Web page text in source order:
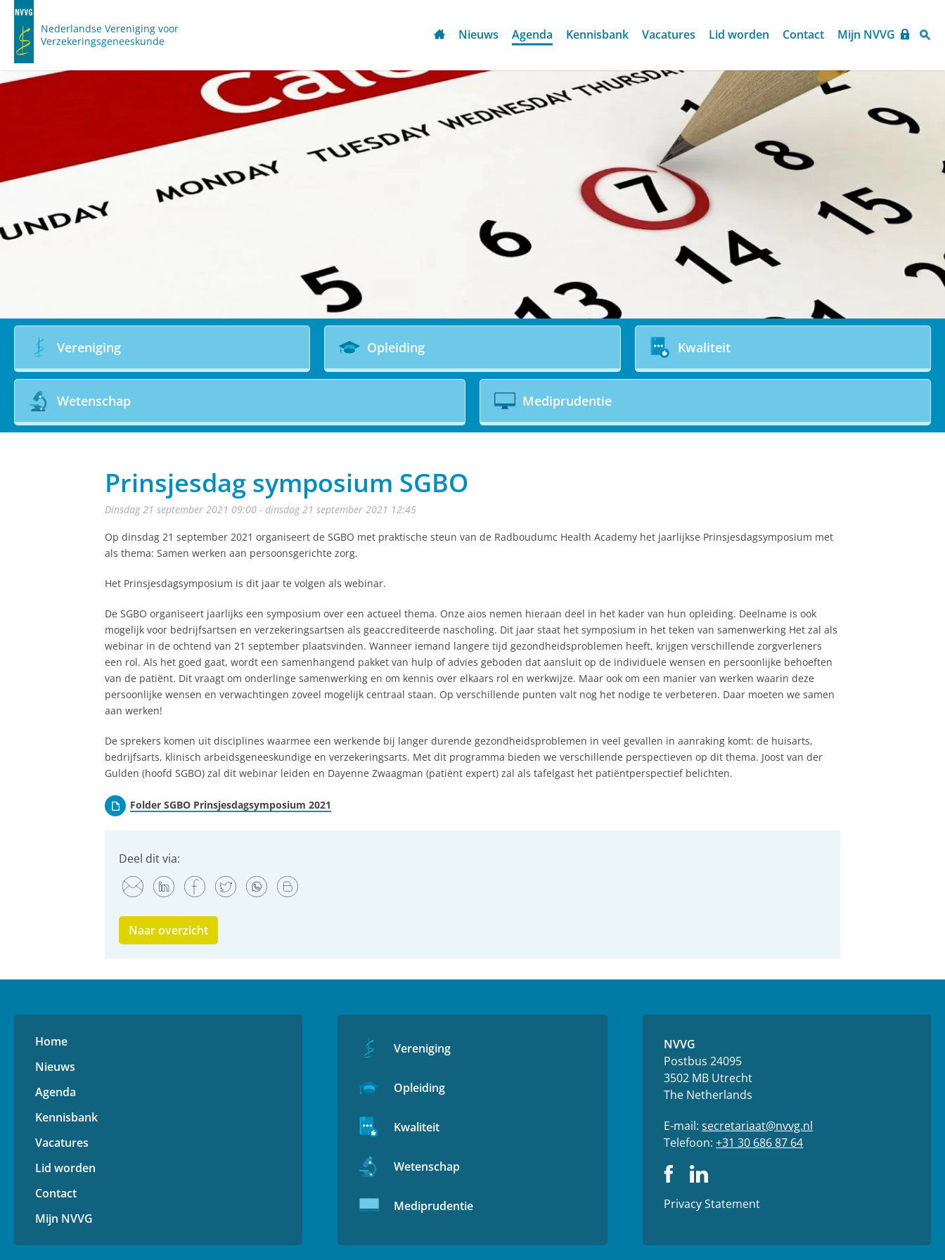
Nederlandse Vereniging voor
Verzekeringsgeneeskunde
Nieuws Agenda Kennisbank Vacatures Lid worden Contact Mijn NVVG
Vereniging Opleiding Kwaliteit
Wetenschap Mediprudentie
Prinsjesdag symposium SGBO
dinsdag 21 september 2021 09:00 - dinsdag 21 september 2021 12:45
Op dinsdag 21 september 2021 organiseert de SGBO met praktische steun van de Radboudumc Health Academy het jaarlijkse Prinsjesdagsymposium met
als thema: Samen werken aan persoonsgerichte zorg.
Het Prinsjesdagsymposium is dit jaar te volgen als webinar.
De SGBO organiseert jaarlijks een symposium over een actueel thema. Onze aios nemen hieraan deel in het kader van hun opleiding. Deelname is ook
mogelijk voor bedrijfsartsen en verzekeringsartsen als geaccrediteerde nascholing. Dit jaar staat het symposium in het teken van samenwerking Het zal als
webinar in de ochtend van 21 september plaatsvinden. Wanneer iemand langere tijd gezondheidsproblemen heeft, krijgen verschillende zorgverleners
een rol. Als het goed gaat, wordt een samenhangend pakket van hulp of advies geboden dat aansluit op de individuele wensen en persoonlijke behoeften
van de patiënt. Dit vraagt om onderlinge samenwerking en om kennis over elkaars rol en werkwijze. Maar ook om een manier van werken waarin deze
persoonlijke wensen en verwachtingen zoveel mogelijk centraal staan. Op verschillende punten valt nog het nodige te verbeteren. Daar moeten we samen
aan werken!
De sprekers komen uit disciplines waarmee een werkende bij langer durende gezondheidsproblemen in veel gevallen in aanraking komt: de huisarts,
bedrijfsarts, klinisch arbeidsgeneeskundige en verzekeringsarts. Met dit programma bieden we verschillende perspectieven op dit thema. Joost van der
Gulden (hoofd SGBO) zal dit webinar leiden en Dayenne Zwaagman (patiënt expert) zal als tafelgast het patiëntperspectief belichten.
Folder SGBO Prinsjesdagsymposium 2021
Deel dit via:
Naar overzicht
Home
Nieuws
Agenda
Kennisbank
Vacatures
Lid worden
Contact
Mijn NVVG
Vereniging
Opleiding
Kwaliteit
Wetenschap
Mediprudentie
NVVG
Postbus 24095
3502 MB Utrecht
The Netherlands
E-mail:secretariaat@nvvg.nl
Telefoon:+31 30 686 87 64
Privacy Statement